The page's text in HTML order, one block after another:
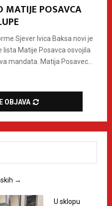
MATIJE POSAVCA
Sjever Ivica Baksa novi je
Matije Posavca osvojila
mandata. Matija Posavec...
OBJAVA
→
U sklopu